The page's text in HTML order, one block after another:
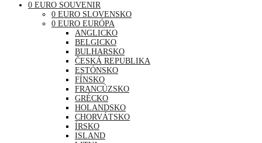
0 EURO SOUVENIR
0 EURO SLOVENSKO
0 EURO EURÓPA
ANGLICKO
BELGICKO
BULHARSKO
ČESKÁ REPUBLIKA
ESTÓNSKO
FÍNSKO
FRANCÚZSKO
GRÉCKO
HOLANDSKO
CHORVÁTSKO
ÍRSKO
ISLAND